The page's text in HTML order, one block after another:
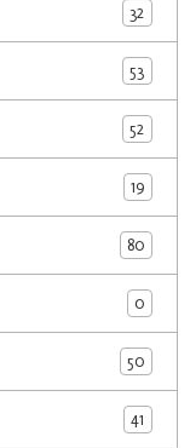
32
53
52
19
80
0
50
41